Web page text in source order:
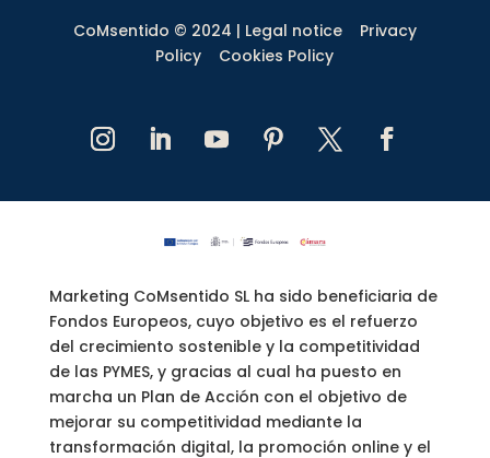
CoMsentido © 2024 | Legal notice
Privacy
Policy
Cookies Policy
Marketing CoMsentido SL ha sido beneficiaria de
Fondos Europeos, cuyo objetivo es el refuerzo
del crecimiento sostenible y la competitividad
de las PYMES, y gracias al cual ha puesto en
marcha un Plan de Acción con el objetivo de
mejorar su competitividad mediante la
transformación digital, la promoción online y el